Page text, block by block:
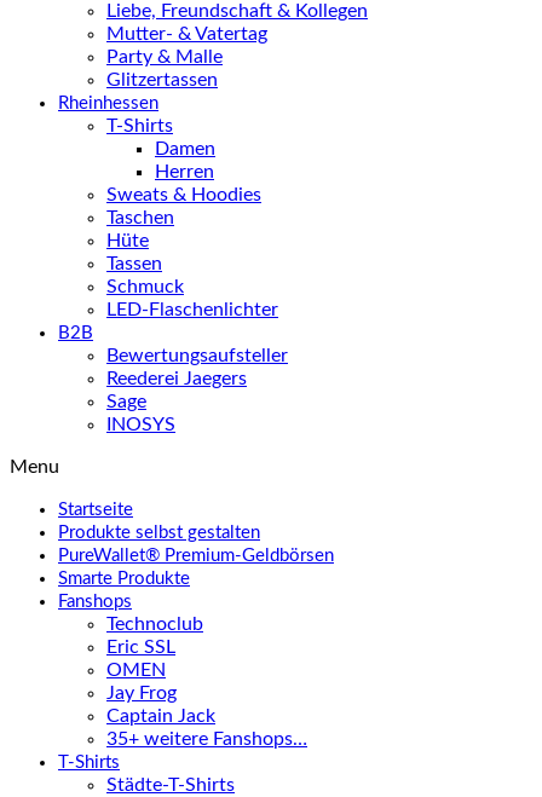
Liebe, Freundschaft & Kollegen
Mutter- & Vatertag
Party & Malle
Glitzertassen
Rheinhessen
T-Shirts
Damen
Herren
Sweats & Hoodies
Taschen
Hüte
Tassen
Schmuck
LED-Flaschenlichter
B2B
Bewertungsaufsteller
Reederei Jaegers
Sage
INOSYS
Menu
Startseite
Produkte selbst gestalten
PureWallet® Premium-Geldbörsen
Smarte Produkte
Fanshops
Technoclub
Eric SSL
OMEN
Jay Frog
Captain Jack
35+ weitere Fanshops…
T-Shirts
Städte-T-Shirts